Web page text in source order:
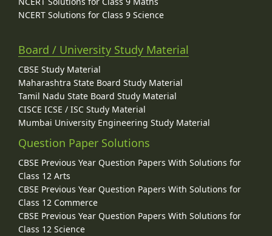
NCERT Solutions for Class 9 Science
Board / University Study Material
CBSE Study Material
Maharashtra State Board Study Material
Tamil Nadu State Board Study Material
CISCE ICSE / ISC Study Material
Mumbai University Engineering Study Material
Question Paper Solutions
CBSE Previous Year Question Papers With Solutions for
Class 12 Arts
CBSE Previous Year Question Papers With Solutions for
Class 12 Commerce
CBSE Previous Year Question Papers With Solutions for
Class 12 Science